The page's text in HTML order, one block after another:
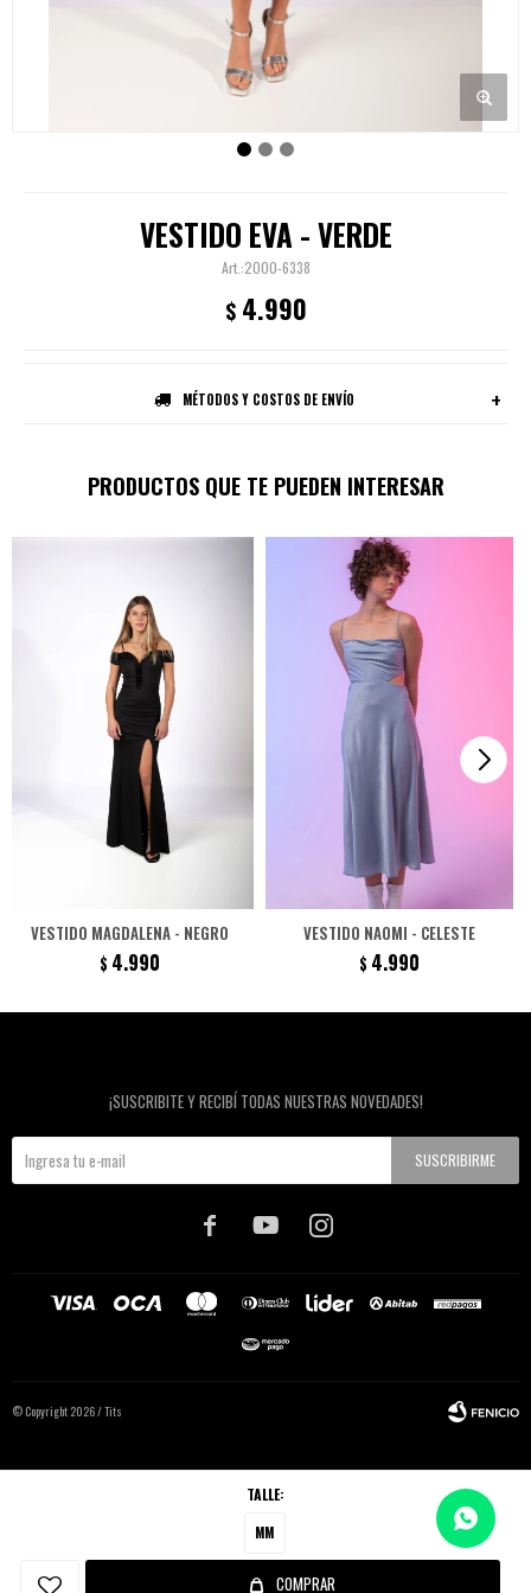
VESTIDO EVA - VERDE
2000-6338
$ 4.990
TALLE:
MM
COMPRAR
MÉTODOS Y COSTOS DE ENVÍO
PRODUCTOS QUE TE PUEDEN INTERESAR
VESTIDO MAGDALENA - NEGRO
$ 4.990
VESTIDO NAOMI - CELESTE
$ 4.990
¡SUSCRIBITE Y RECIBÍ TODAS NUESTRAS NOVEDADES!
SUSCRIBIRME
  
© Copyright 2026 / Tits